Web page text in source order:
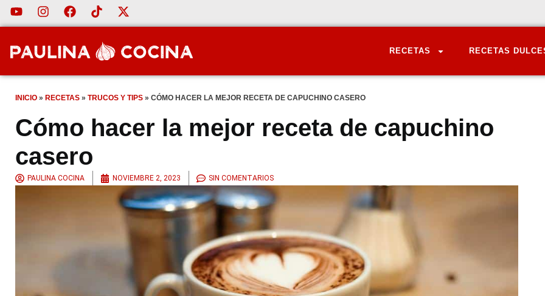
RECETAS RECETAS
INICIO » RECETAS » TRUCOS Y TIPS » CÓMO HACER LA MEJOR RECETA DE CAPUCHINO CASERO
Cómo hacer la mejor receta de capuchino
casero
PAULINA COCINA NOVIEMBRE 2, 2023 SIN COMENTARIOS